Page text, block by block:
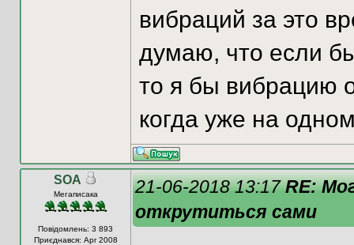
вибраций за это
думаю, что если
то я бы вибрацию
когда уже на
SOA
Мегаписака
Повідомлень: 3 893
Приєднався: Apr 2008
21-06-2018 13:17RE:
открутиться сами